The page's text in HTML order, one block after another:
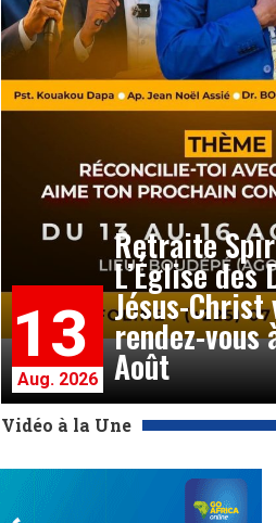
13
Aug. 2026
Retraite
L’Église des
Jésus-Christ
rendez-vous
Août
Vidéo à la Une